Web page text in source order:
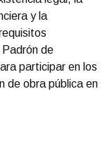
y la
Padrón de
participar en los
de obra pública en